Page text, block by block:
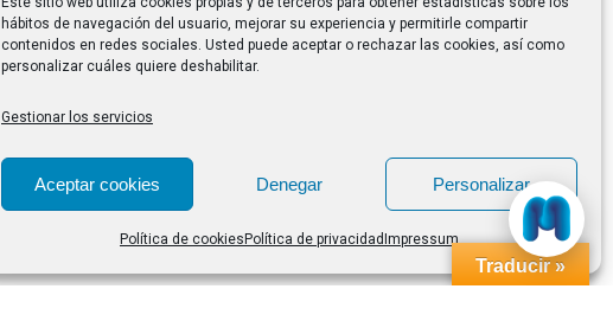
hábitos de navegación del usuario, mejorar su experiencia y permitirle compartir
contenidos en redes sociales. Usted puede aceptar o rechazar las cookies, así como
personalizar cuáles quiere deshabilitar.
Gestionar los servicios
Aceptar cookies Denegar Personalizar
Política de cookies Política de privacidad Impressum
Traducir »